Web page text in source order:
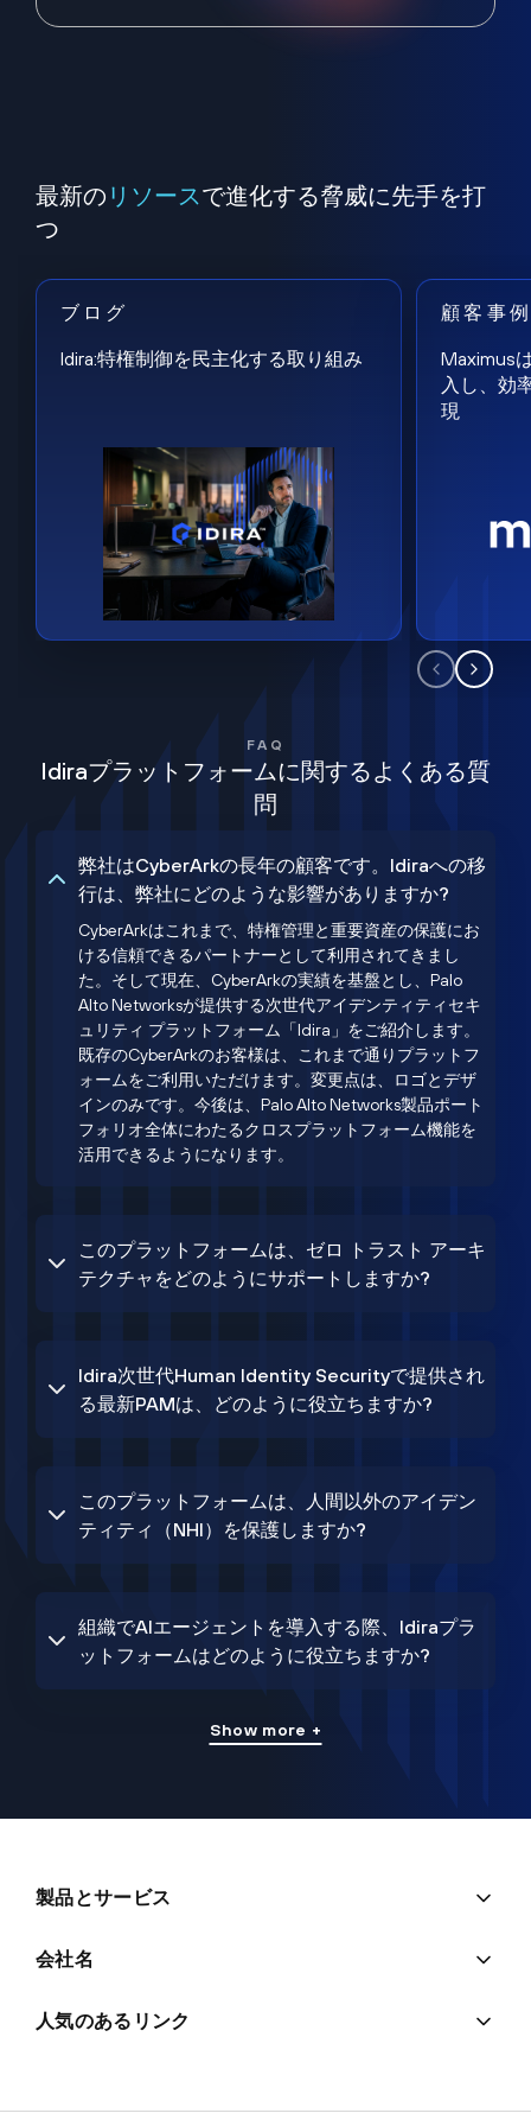
最新の リソースで進化する脅威に先手を打
つ
ブログ
Idira:特権制御を民主化する取り組み
顧客事
Maximus
入し、効
現
FAQ
Idiraプラットフォームに関するよくある質
問
弊社はCyberArkの長年の顧客です。Idiraへの移
行は、弊社にどのような影響がありますか?
CyberArkはこれまで、特権管理と重要資産の保護にお
ける信頼できるパートナーとして利用されてきまし
た。そして現在、CyberArkの実績を基盤とし、Palo
Alto Networksが提供する次世代アイデンティティセキ
ュリティ プラットフォーム「Idira」をご紹介します。
既存のCyberArkのお客様は、これまで通りプラットフ
ォームをご利用いただけます。変更点は、ロゴとデザ
インのみです。今後は、Palo Alto Networks製品ポート
フォリオ全体にわたるクロスプラットフォーム機能を
活用できるようになります。
このプラットフォームは、ゼロ トラスト アーキ
テクチャをどのようにサポートしますか?
Idira次世代Human Identity Securityで提供され
る最新PAMは、どのように役立ちますか?
このプラットフォームは、人間以外のアイデン
ティティ（NHI）を保護しますか?
組織でAIエージェントを導入する際、Idiraプラ
ットフォームはどのように役立ちますか?
Show more +
製品とサービス
会社名
人気のあるリンク